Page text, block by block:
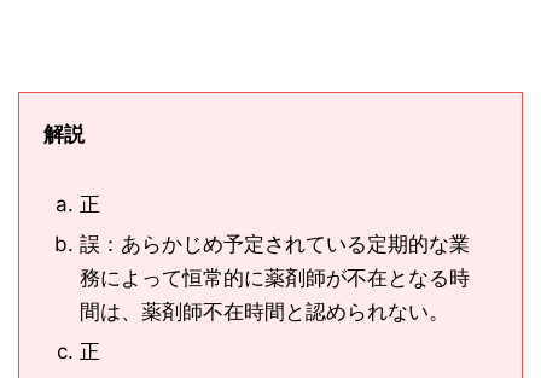
解説
正
誤：あらかじめ予定されている定期的な業
務によって恒常的に薬剤師が不在となる時
間は、薬剤師不在時間と認められない。
正